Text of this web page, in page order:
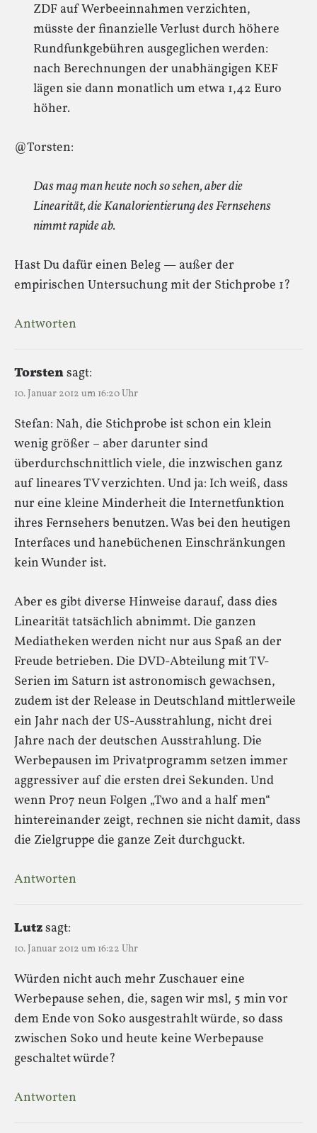
ZDF auf Werbeeinnahmen verzichten,
müsste der finanzielle Verlust durch höhere
Rundfunkgebühren ausgeglichen werden:
nach Berechnungen der unabhängigen KEF
lägen sie dann monatlich um etwa 1,42 Euro
höher.
@Torsten:
Das mag man heute noch so sehen, aber die
Linearität, die Kanalorientierung des Fernsehens
nimmt rapide ab.
Hast Du dafür einen Beleg — außer der
empirischen Untersuchung mit der Stichprobe 1?
Antworten
Torstensagt:
10. Januar 2012 um 16:20 Uhr
Stefan: Nah, die Stichprobe ist schon ein klein
wenig größer – aber darunter sind
überdurchschnittlich viele, die inzwischen ganz
auf lineares TV verzichten. Und ja: Ich weiß, dass
nur eine kleine Minderheit die Internetfunktion
ihres Fernsehers benutzen. Was bei den heutigen
Interfaces und hanebüchenen Einschränkungen
kein Wunder ist.
Aber es gibt diverse Hinweise darauf, dass dies
Linearität tatsächlich abnimmt. Die ganzen
Mediatheken werden nicht nur aus Spaß an der
Freude betrieben. Die DVD-Abteilung mit TV-
Serien im Saturn ist astronomisch gewachsen,
zudem ist der Release in Deutschland mittlerweile
ein Jahr nach der US-Ausstrahlung, nicht drei
Jahre nach der deutschen Ausstrahlung. Die
Werbepausen im Privatprogramm setzen immer
aggressiver auf die ersten drei Sekunden. Und
wenn Pro7 neun Folgen „Two and a half men“
hintereinander zeigt, rechnen sie nicht damit, dass
die Zielgruppe die ganze Zeit durchguckt.
Antworten
Lutzsagt:
10. Januar 2012 um 16:22 Uhr
Würden nicht auch mehr Zuschauer eine
Werbepause sehen, die, sagen wir msl, 5 min vor
dem Ende von Soko ausgestrahlt würde, so dass
zwischen Soko und heute keine Werbepause
geschaltet würde?
Antworten